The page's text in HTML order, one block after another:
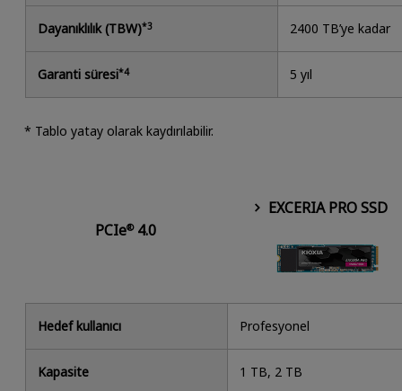
Dayanıklılık (TBW)*3 2400 TB’ye kadar
Garanti süresi*4 5 yıl
* Tablo yatay olarak kaydırılabilir.
PCIe®4.0
EXCERIA PRO SSD
Hedef kullanıcı Profesyonel
Kapasite 1 TB, 2 TB